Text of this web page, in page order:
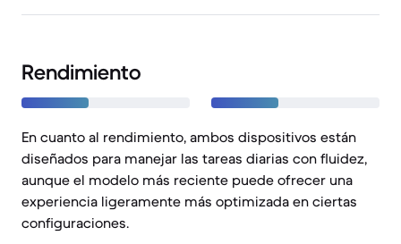
Rendimiento
En cuanto al rendimiento, ambos dispositivos están
diseñados para manejar las tareas diarias con fluidez,
aunque el modelo más reciente puede ofrecer una
experiencia ligeramente más optimizada en ciertas
configuraciones.